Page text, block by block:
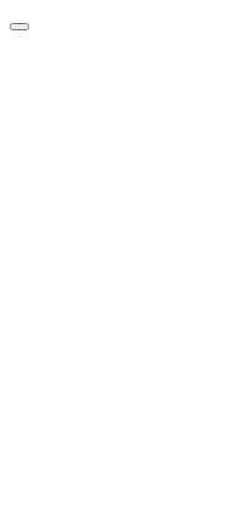
Skip
Menu